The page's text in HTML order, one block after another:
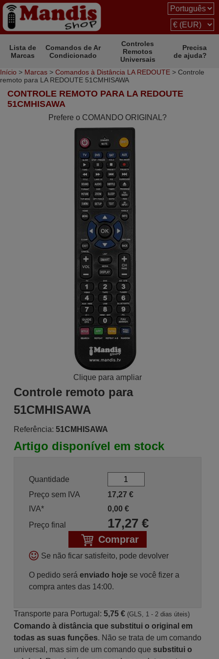
Lista de
Marcas
Comandos de Ar
Condicionado
Controles
Remotos
Universais
Precisa
de ajuda?
Início > Marcas > Comandos à Distância LA REDOUTE > Controle
remoto para LA REDOUTE 51CMHISAWA
CONTROLE REMOTO PARA LA REDOUTE
51CMHISAWA
Prefere o COMANDO ORIGINAL?
Clique para ampliar
Controle remoto para
51CMHISAWA
Referência: 51CMHISAWA
Artigo disponível em stock
Quantidade
Preço sem IVA
17,27 €
IVA*
0,00 €
Preço final
17,27€
Comprar
Se não ficar satisfeito, pode devolver
O pedido será enviado hojese você fizer a
compra antes das 14:00.
Transporte para Portugal: 5,75 € (GLS, 1 - 2 dias úteis)
Comando à distância que substitui o original em
todas as suas funções. Não se trata de um comando
universal, mas sim de um comando que substitui o